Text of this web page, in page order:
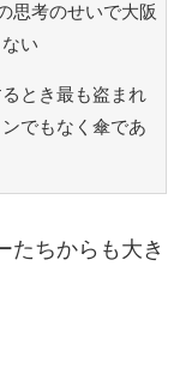
思考のせいで大阪
い
とき最も盗まれ
でもなく傘であ
たちからも大き